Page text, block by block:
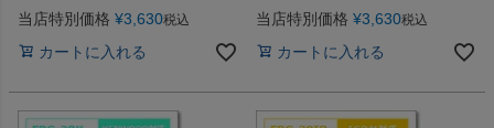
当店特別価格 ¥3,630税込
カートに入れる
当店特別価格 ¥3,630税込
カートに入れる